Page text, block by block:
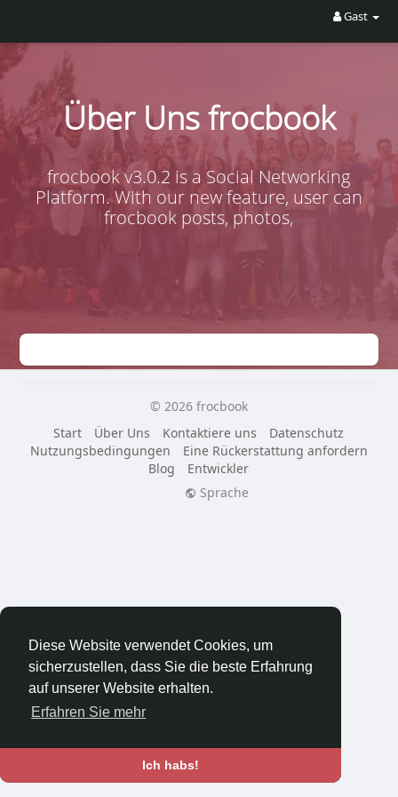
Diese Website verwendet Cookies, um
sicherzustellen, dass Sie die beste Erfahrung
auf unserer Website erhalten.
Erfahren Sie mehr
Ich habs!
Gast
Über Uns frocbook
frocbook v3.0.2 is a Social Networking
Platform. With our new feature, user can
frocbook posts, photos,
© 2026 frocbook
Start
Über Uns Kontaktiere uns
Datenschutz
Nutzungsbedingungen
Eine Rückerstattung anfordern
Blog
Entwickler
Sprache